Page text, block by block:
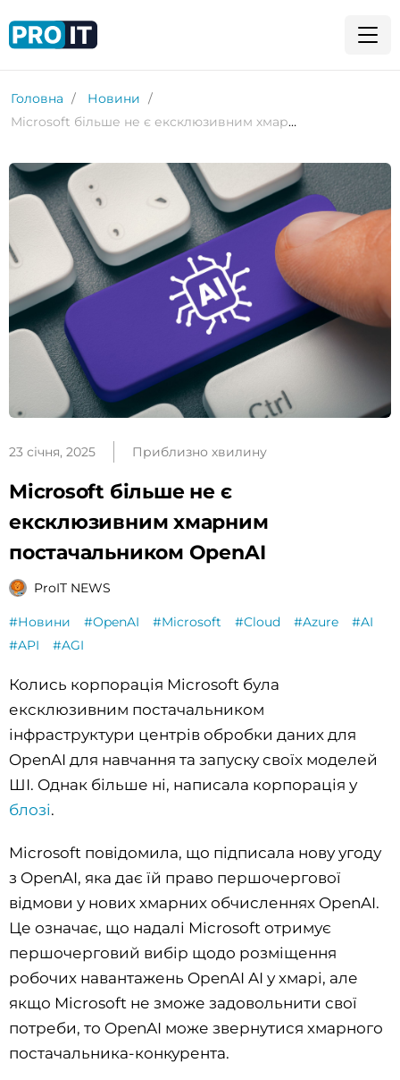
Головна
Новини
Microsoft більше не є ексклюзивним хмарним постачальником OpenAI
23 січня, 2025 Приблизно хвилину
Microsoft більше не є
ексклюзивним хмарним
постачальником OpenAI
ProIT NEWS
#Новини #OpenAI #Microsoft #Cloud #Azure
#AI
#API
#AGI
Колись корпорація Microsoft була
ексклюзивним постачальником
інфраструктури центрів обробки даних для
OpenAI для навчання та запуску своїх моделей
ШІ. Однак більше ні, написала корпорація у
блозі.
Microsoft повідомила, що підписала нову угоду
з OpenAI, яка дає їй право першочергової
відмови у нових хмарних обчисленнях OpenAI.
Це означає, що надалі Microsoft отримує
першочерговий вибір щодо розміщення
робочих навантажень OpenAI AI у хмарі, але
якщо Microsoft не зможе задовольнити свої
потреби, то OpenAI може звернутися хмарного
постачальника-конкурента.